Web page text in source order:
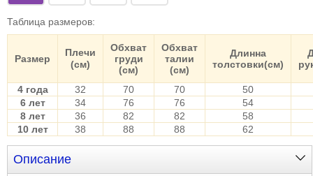
Таблица размеров:
Размер
Плечи
(см)
Обхват
груди
(см)
Обхват
талии
(см)
Длинна
толстовки(см)
4 года 32 70 70
50
6 лет
34 76 76
54
8 лет
36 82 82
58
10 лет
38 88 88 62
Описание